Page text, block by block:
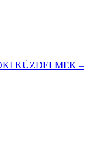
KÜZDELMEK –